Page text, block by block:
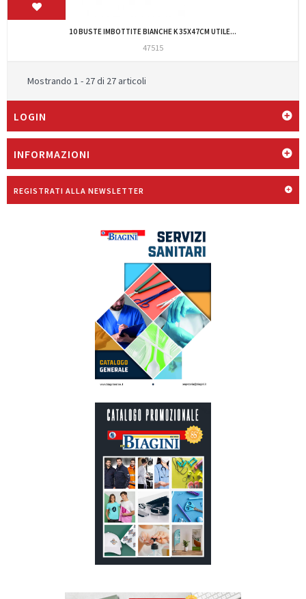
10 BUSTE IMBOTTITE BIANCHE K 35X47CM UTILE...
47515
Mostrando 1 - 27 di 27 articoli
LOGIN
INFORMAZIONI
REGISTRATI ALLA NEWSLETTER